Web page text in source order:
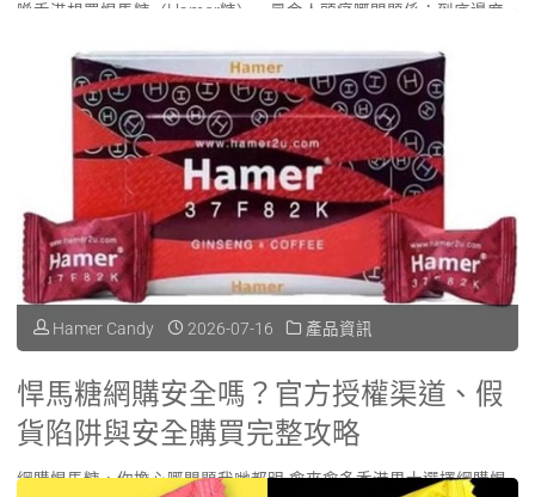
貨
風
險、
購
買
喺香港想買悍馬糖（Hamer糖），最令人頭痛嘅問題係：到底邊度
Read more"悍
馬
糖
邊
度
買
最
安
全？
Hamer Candy 2026-07-16 產品資訊
悍馬糖網購安全嗎？官方授權渠道、假
貨陷阱與安全購買完整攻略
網購悍馬糖，你擔心嘅問題我哋都明 愈來愈多香港男士選擇網購悍